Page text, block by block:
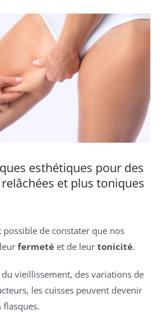
esthétiques pour des
et plus toniques
possible de constater que nos
fermeté et de leur tonicité.
du vieillissement, des variations de
les cuisses peuvent devenir
flasques.